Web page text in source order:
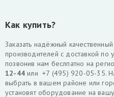
Как купить?
Заказать надёжный
производителей с доставкой
позвонив нам беслпатно на
12-44или +7 (495) 920-05-35.
выбрать в вашем районе или
установят оборудование на